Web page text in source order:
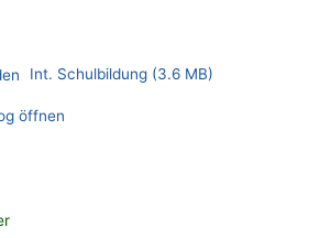
Int. Schulbildung (3.6 MB)
öffnen